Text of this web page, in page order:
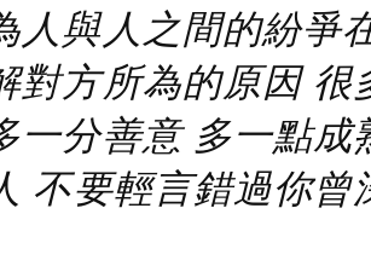
人與人之間的紛爭
對方所為的原因
一分善意 多一點
不要輕言錯過你曾